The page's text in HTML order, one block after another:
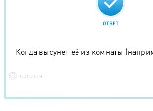
ОТВЕТ
Когда высунет её из комнаты
простая